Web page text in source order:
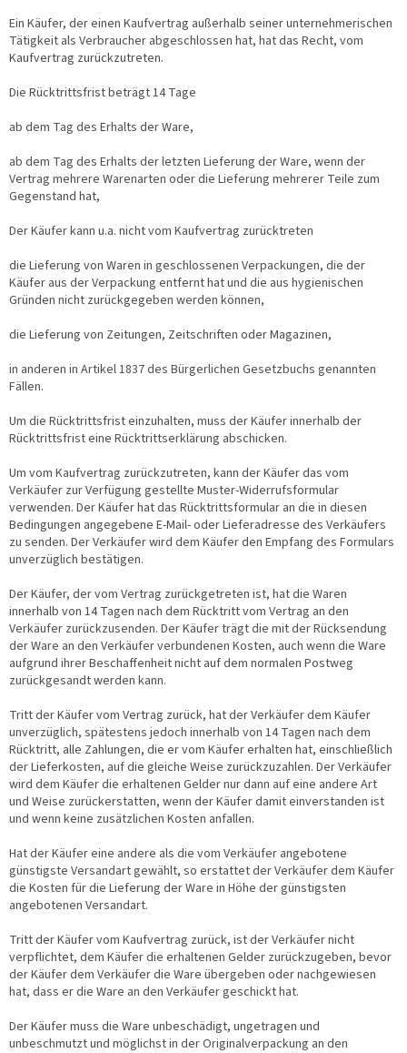
Ein Käufer, der einen Kaufvertrag außerhalb seiner unternehmerischen
Tätigkeit als Verbraucher abgeschlossen hat, hat das Recht, vom
Kaufvertrag zurückzutreten.
Die Rücktrittsfrist beträgt 14 Tage
ab dem Tag des Erhalts der Ware,
ab dem Tag des Erhalts der letzten Lieferung der Ware, wenn der
Vertrag mehrere Warenarten oder die Lieferung mehrerer Teile zum
Gegenstand hat,
Der Käufer kann u.a. nicht vom Kaufvertrag zurücktreten
die Lieferung von Waren in geschlossenen Verpackungen, die der
Käufer aus der Verpackung entfernt hat und die aus hygienischen
Gründen nicht zurückgegeben werden können,
die Lieferung von Zeitungen, Zeitschriften oder Magazinen,
in anderen in Artikel 1837 des Bürgerlichen Gesetzbuchs genannten
Fällen.
Um die Rücktrittsfrist einzuhalten, muss der Käufer innerhalb der
Rücktrittsfrist eine Rücktrittserklärung abschicken.
Um vom Kaufvertrag zurückzutreten, kann der Käufer das vom
Verkäufer zur Verfügung gestellte Muster-Widerrufsformular
verwenden. Der Käufer hat das Rücktrittsformular an die in diesen
Bedingungen angegebene E-Mail- oder Lieferadresse des Verkäufers
zu senden. Der Verkäufer wird dem Käufer den Empfang des Formulars
unverzüglich bestätigen.
Der Käufer, der vom Vertrag zurückgetreten ist, hat die Waren
innerhalb von 14 Tagen nach dem Rücktritt vom Vertrag an den
Verkäufer zurückzusenden. Der Käufer trägt die mit der Rücksendung
der Ware an den Verkäufer verbundenen Kosten, auch wenn die Ware
aufgrund ihrer Beschaffenheit nicht auf dem normalen Postweg
zurückgesandt werden kann.
Tritt der Käufer vom Vertrag zurück, hat der Verkäufer dem Käufer
unverzüglich, spätestens jedoch innerhalb von 14 Tagen nach dem
Rücktritt, alle Zahlungen, die er vom Käufer erhalten hat, einschließlich
der Lieferkosten, auf die gleiche Weise zurückzuzahlen. Der Verkäufer
wird dem Käufer die erhaltenen Gelder nur dann auf eine andere Art
und Weise zurückerstatten, wenn der Käufer damit einverstanden ist
und wenn keine zusätzlichen Kosten anfallen.
Hat der Käufer eine andere als die vom Verkäufer angebotene
günstigste Versandart gewählt, so erstattet der Verkäufer dem Käufer
die Kosten für die Lieferung der Ware in Höhe der günstigsten
angebotenen Versandart.
Tritt der Käufer vom Kaufvertrag zurück, ist der Verkäufer nicht
verpflichtet, dem Käufer die erhaltenen Gelder zurückzugeben, bevor
der Käufer dem Verkäufer die Ware übergeben oder nachgewiesen
hat, dass er die Ware an den Verkäufer geschickt hat.
Der Käufer muss die Ware unbeschädigt, ungetragen und
unbeschmutzt und möglichst in der Originalverpackung an den